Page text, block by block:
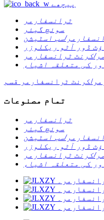
پیچھے
ٹرانسفارمر
سوئچ گیئر
سب اسٹیشن
ڈور آٹو ریکلوزر
کرنٹ ٹرانسفارمر
کی متعلقہ اشیاء
کرنٹ ٹرانسفارمر قسم
تمام مصنوعات
ٹرانسفارمر
سوئچ گیئر
سب اسٹیشن
ڈور آٹو ریکلوزر
کرنٹ ٹرانسفارمر
کی متعلقہ اشیاء